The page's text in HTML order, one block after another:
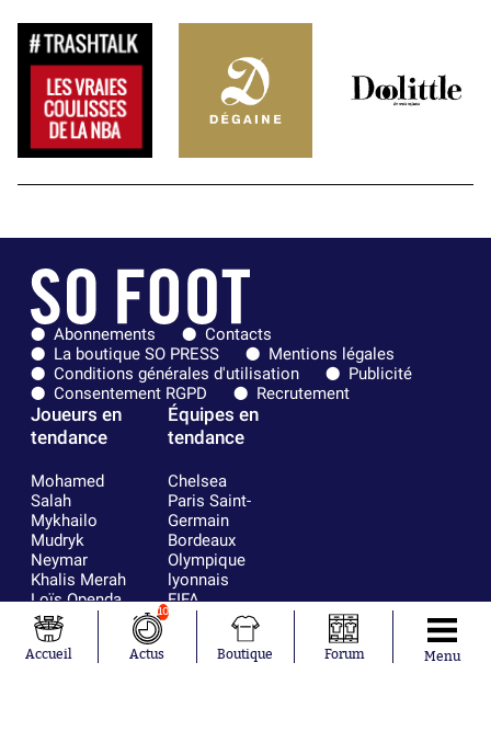
Abonnements
Contacts
La boutique SO PRESS
Mentions légales
Conditions générales d'utilisation
Publicité
Consentement RGPD
Recrutement
Joueurs en
tendance
Mohamed
Salah
Mykhailo
Mudryk
Neymar
Khalis Merah
Loïs Openda
Moussa
Niakhaté
Nicolás
Équipes en
tendance
Chelsea
Paris Saint-
Germain
Bordeaux
Olympique
lyonnais
FIFA
Real Madrid
RC Strasbourg
AC Milan
Accueil
10
Actus Boutique Forum Menu